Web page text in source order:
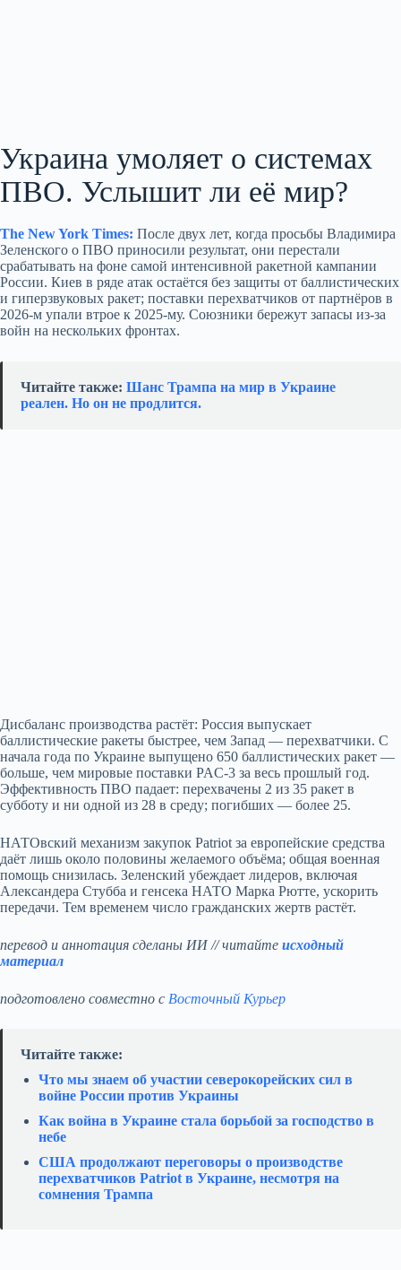
Украина умоляет о системах
ПВО. Услышит ли её мир?
The New York Times: После двух лет, когда просьбы Владимира
Зеленского о ПВО приносили результат, они перестали
срабатывать на фоне самой интенсивной ракетной кампании
России. Киев в ряде атак остаётся без защиты от баллистических
и гиперзвуковых ракет; поставки перехватчиков от партнёров в
2026‑м упали втрое к 2025‑му. Союзники бережут запасы из‑за
войн на нескольких фронтах.
Читайте также: Шанс Трампа на мир в Украине
реален. Но он не продлится.
Дисбаланс производства растёт: Россия выпускает
баллистические ракеты быстрее, чем Запад — перехватчики. С
начала года по Украине выпущено 650 баллистических ракет —
больше, чем мировые поставки PAC‑3 за весь прошлый год.
Эффективность ПВО падает: перехвачены 2 из 35 ракет в
субботу и ни одной из 28 в среду; погибших — более 25.
НАТОвский механизм закупок Patriot за европейские средства
даёт лишь около половины желаемого объёма; общая военная
помощь снизилась. Зеленский убеждает лидеров, включая
Александера Стубба и генсека НАТО Марка Рютте, ускорить
передачи. Тем временем число гражданских жертв растёт.
перевод и аннотация сделаны ИИ // читайте исходный
материал
подготовлено совместно с Восточный Курьер
Читайте также:
Что мы знаем об участии северокорейских сил в
войне России против Украины
Как война в Украине стала борьбой за господство в
небе
США продолжают переговоры о производстве
перехватчиков Patriot в Украине, несмотря на
сомнения Трампа